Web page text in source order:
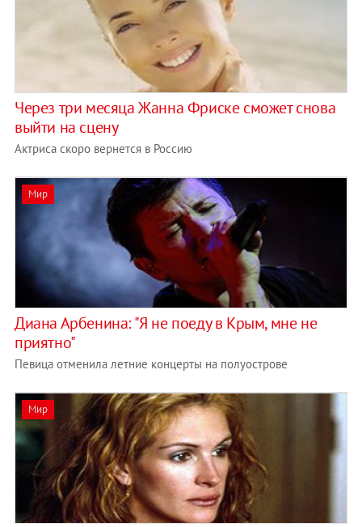
Через три месяца Жанна Фриске сможет снова
выйти на сцену
Актриса скоро вернется в Россию
Мир
Диана Арбенина: "Я не поеду в Крым, мне не
приятно"
Певица отменила летние концерты на полуострове
Мир